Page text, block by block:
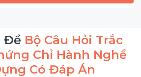
Đề Bộ Câu Hỏi Trắc
Chỉ Hành Nghề
Có Đáp Án